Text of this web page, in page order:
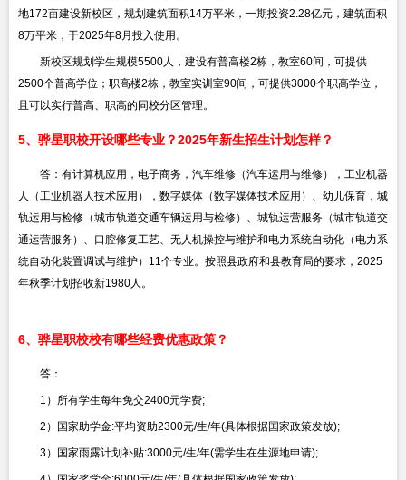
地172亩建设新校区，规划建筑面积14万平米，一期投资2.28亿元，建筑面积
8万平米，于2025年8月投入使用。
新校区规划学生规模5500人，建设有普高楼2栋，教室60间，可提供
2500个普高学位；职高楼2栋，教室实训室90间，可提供3000个职高学位，
且可以实行普高、职高的同校分区管理。
5、骅星职校开设哪些专业？2025年新生招生计划怎样？
答：有计算机应用，电子商务，汽车维修（汽车运用与维修），工业机器
人（工业机器人技术应用），数字媒体（数字媒体技术应用）、幼儿保育，城
轨运用与检修（城市轨道交通车辆运用与检修）、城轨运营服务（城市轨道交
通运营服务）、口腔修复工艺、无人机操控与维护和电力系统自动化（电力系
统自动化装置调试与维护）11个专业。按照县政府和县教育局的要求，2025
年秋季计划招收新1980人。
6、骅星职校校有哪些经费优惠政策？
答：
1）所有学生每年免交2400元学费;
2）国家助学金:平均资助2300元/生/年(具体根据国家政策发放);
3）国家雨露计划补贴:3000元/生/年(需学生在生源地申请);